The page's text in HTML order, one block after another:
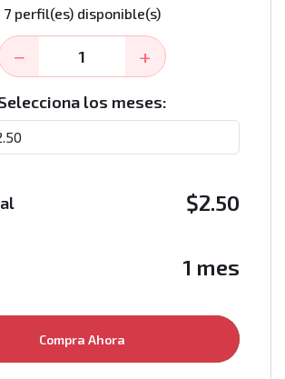
7 perfil(es) disponible(s)
− +
los meses:
$2.50
1 mes
Compra Ahora